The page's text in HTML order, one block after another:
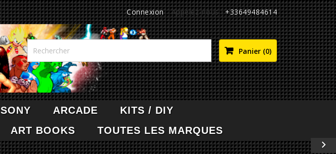
Connexion Appelez-nous :+33649484614
Panier (0)
SONY ARCADE
KITS / DIY
ART BOOKS TOUTES LES MARQUES

Suivant